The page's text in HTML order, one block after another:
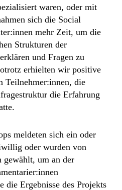
waren, oder mit
sich die Social
mehr Zeit, um die
Strukturen der
und Fragen zu
erhielten wir positive
Teilnehmer:innen, die
die Erfahrung
meldeten sich ein oder
oder wurden von
gewählt, um an der
die Ergebnisse des Projekts